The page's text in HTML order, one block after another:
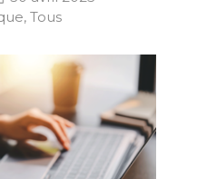
, Tous